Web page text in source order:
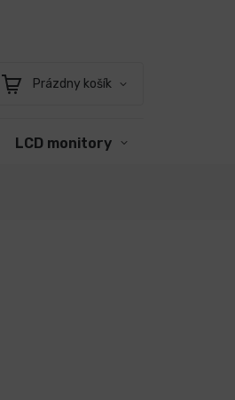
Nákupný
Prázdny košík
LCD monitory